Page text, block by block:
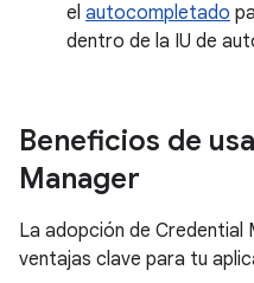
el autocompletado
dentro de la IU de
Beneficios de
Manager
La adopción de Credential
ventajas clave para tu